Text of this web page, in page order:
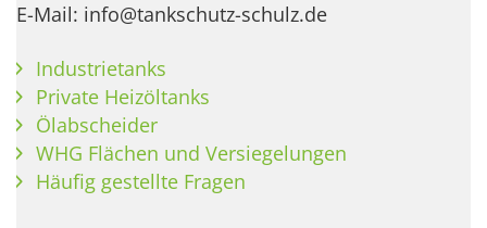
E-Mail: info@tankschutz-schulz.de
Industrietanks
Private Heizöltanks
Ölabscheider
WHG Flächen und Versiegelungen
Häufig gestellte Fragen